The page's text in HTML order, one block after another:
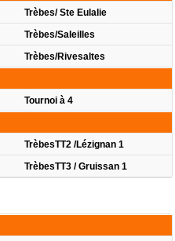
Trèbes/ Ste Eulalie
Trèbes/Saleilles
Trèbes/Rivesaltes
Tournoi à 4
TrèbesTT2 /Lézignan 1
TrèbesTT3 / Gruissan 1